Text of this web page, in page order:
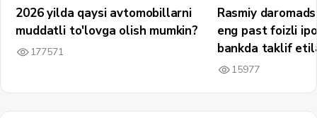
2026 yilda qaysi avtomobillarni
muddatli to'lovga olish mumkin?
177571
Rasmiy
eng past foizli
bankda taklif
15977